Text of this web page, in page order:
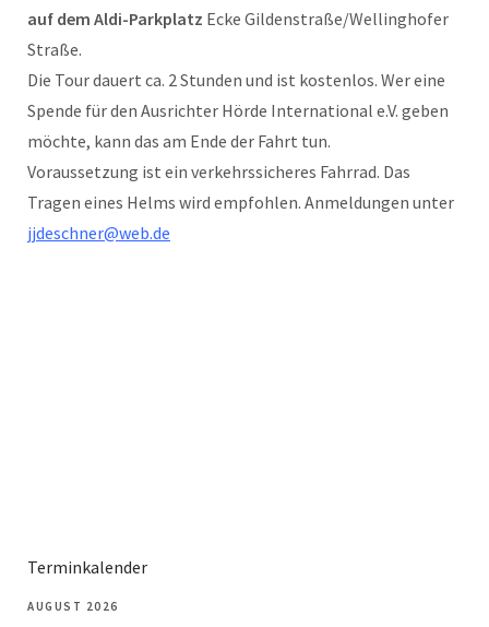
auf dem Aldi-Parkplatz Ecke Gildenstraße/Wellinghofer
Straße.
Die Tour dauert ca. 2 Stunden und ist kostenlos. Wer eine
Spende für den Ausrichter Hörde International e.V. geben
möchte, kann das am Ende der Fahrt tun.
Voraussetzung ist ein verkehrssicheres Fahrrad. Das
Tragen eines Helms wird empfohlen. Anmeldungen unter
jjdeschner@web.de
Terminkalender
AUGUST 2026